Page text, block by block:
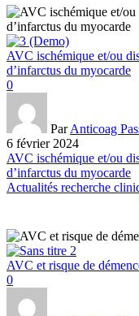
AVC ischémique et/ou
d’infarctus du myocarde
0
ParAnticoag
6 février 2024
AVC ischémique et/ou
d’infarctus du myocarde
Actualités recherche
AVC et risque de
0